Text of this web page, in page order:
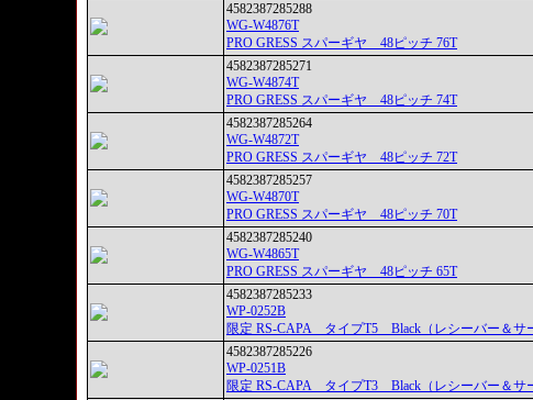
4582387285288
WG-W4876T
PRO GRESS スパーギヤ 48ピッチ 76T
4582387285271
WG-W4874T
PRO GRESS スパーギヤ 48ピッチ 74T
4582387285264
WG-W4872T
PRO GRESS スパーギヤ 48ピッチ 72T
4582387285257
WG-W4870T
PRO GRESS スパーギヤ 48ピッチ 70T
4582387285240
WG-W4865T
PRO GRESS スパーギヤ 48ピッチ 65T
4582387285233
WP-0252B
限定 RS-CAPA タイプT5 Black（レシーバー＆サ
4582387285226
WP-0251B
限定 RS-CAPA タイプT3 Black（レシーバー＆サ